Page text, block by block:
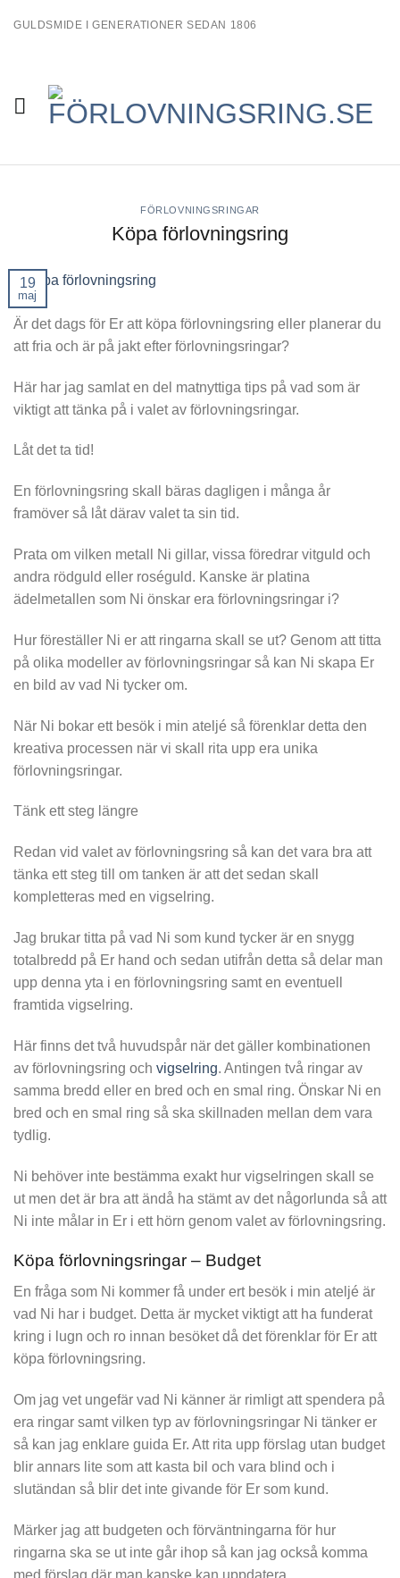
GULDSMIDE I GENERATIONER SEDAN 1806
FÖRLOVNINGSRINGAR
Köpa förlovningsring
19
maj
Är det dags för Er att köpa förlovningsring eller planerar du
att fria och är på jakt efter förlovningsringar?
Här har jag samlat en del matnyttiga tips på vad som är
viktigt att tänka på i valet av förlovningsringar.
Låt det ta tid!
En förlovningsring skall bäras dagligen i många år
framöver så låt därav valet ta sin tid.
Prata om vilken metall Ni gillar, vissa föredrar vitguld och
andra rödguld eller roséguld. Kanske är platina
ädelmetallen som Ni önskar era förlovningsringar i?
Hur föreställer Ni er att ringarna skall se ut? Genom att titta
på olika modeller av förlovningsringar så kan Ni skapa Er
en bild av vad Ni tycker om.
När Ni bokar ett besök i min ateljé så förenklar detta den
kreativa processen när vi skall rita upp era unika
förlovningsringar.
Tänk ett steg längre
Redan vid valet av förlovningsring så kan det vara bra att
tänka ett steg till om tanken är att det sedan skall
kompletteras med en vigselring.
Jag brukar titta på vad Ni som kund tycker är en snygg
totalbredd på Er hand och sedan utifrån detta så delar man
upp denna yta i en förlovningsring samt en eventuell
framtida vigselring.
Här finns det två huvudspår när det gäller kombinationen
av förlovningsring och vigselring. Antingen två ringar av
samma bredd eller en bred och en smal ring. Önskar Ni en
bred och en smal ring så ska skillnaden mellan dem vara
tydlig.
Ni behöver inte bestämma exakt hur vigselringen skall se
ut men det är bra att ändå ha stämt av det någorlunda så att
Ni inte målar in Er i ett hörn genom valet av förlovningsring.
Köpa förlovningsringar – Budget
En fråga som Ni kommer få under ert besök i min ateljé är
vad Ni har i budget. Detta är mycket viktigt att ha funderat
kring i lugn och ro innan besöket då det förenklar för Er att
köpa förlovningsring.
Om jag vet ungefär vad Ni känner är rimligt att spendera på
era ringar samt vilken typ av förlovningsringar Ni tänker er
så kan jag enklare guida Er. Att rita upp förslag utan budget
blir annars lite som att kasta bil och vara blind och i
slutändan så blir det inte givande för Er som kund.
Märker jag att budgeten och förväntningarna för hur
ringarna ska se ut inte går ihop så kan jag också komma
med förslag där man kanske kan uppdatera